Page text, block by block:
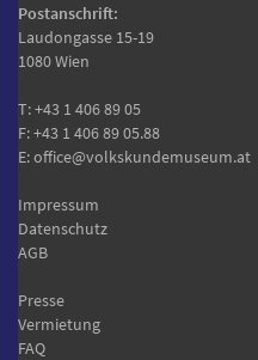
Postanschrift:
Laudongasse 15-19
1080 Wien
T:+43 1 406 89 05
F: +43 1 406 89 05.88
E:office@volkskundemuseum.at
Impressum
Datenschutz
AGB
Presse
Vermietung
FAQ